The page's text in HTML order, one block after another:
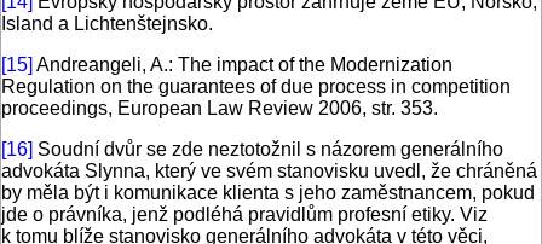
Island a Lichtenštejnsko.
[15] Andreangeli, A.: The impact of the Modernization
Regulation on the guarantees of due process in competition
proceedings, European Law Review 2006, str. 353.
[16] Soudní dvůr se zde neztotožnil s názorem generálního
advokáta Slynna, který ve svém stanovisku uvedl, že chráněná
by měla být i komunikace klienta s jeho zaměstnancem, pokud
jde o právníka, jenž podléhá pravidlům profesní etiky. Viz
k tomu blíže stanovisko generálního advokáta v této věci,